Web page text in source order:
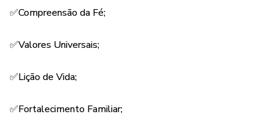
✅Compreensão da Fé;
✅Valores Universais;
✅Lição de Vida;
✅Fortalecimento Familiar;